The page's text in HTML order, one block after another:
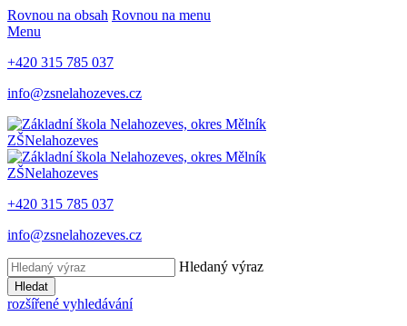
Rovnou na obsah Rovnou na menu
Menu
+420 315 785 037
info@zsnelahozeves.cz
ZŠNelahozeves
ZŠNelahozeves
+420 315 785 037
info@zsnelahozeves.cz
Hledaný výraz
Hledat
rozšířené vyhledávání